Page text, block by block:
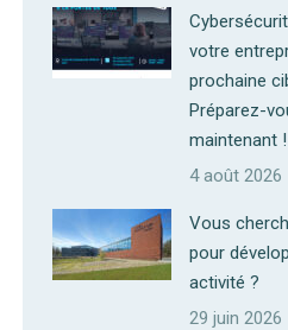
votre
prochaine
Préparez-
maintenant !
4 août 2026
Vous
pour
activité ?
29 juin 2026